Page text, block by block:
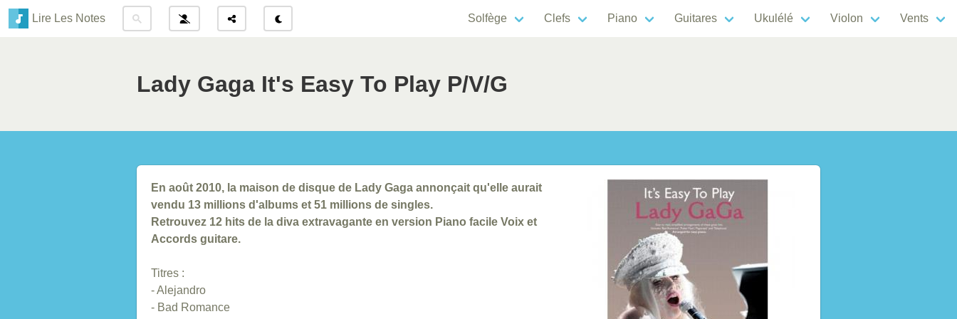
Lire Les Notes Solfège Clefs Piano Guitares Ukulélé Violon Vents
Lady Gaga It's Easy To Play P/V/G
En août 2010, la maison de disque de Lady Gaga annonçait qu'elle aurait
vendu 13 millions d'albums et 51 millions de singles.
Retrouvez 12 hits de la diva extravagante en version Piano facile Voix et
Accords guitare.
Titres :
- Alejandro
- Bad Romance